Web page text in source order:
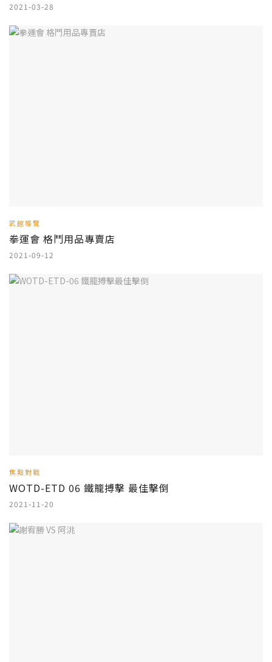
2021-03-28
武館導覽
拳運會 格鬥用品專賣店
2021-09-12
焦點對戰
WOTD-ETD 06 鐵籠搏擊 最佳擊倒
2021-11-20